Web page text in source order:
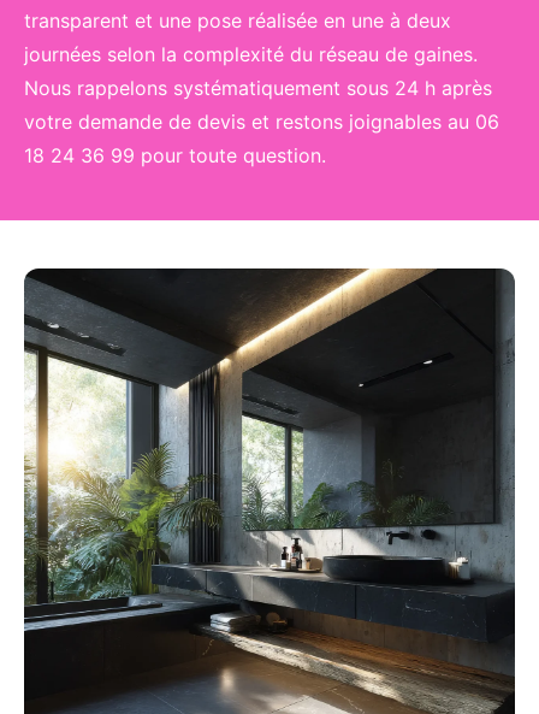
transparent et une pose réalisée en une à deux
journées selon la complexité du réseau de gaines.
Nous rappelons systématiquement sous 24 h après
votre demande de devis et restons joignables au 06
18 24 36 99 pour toute question.